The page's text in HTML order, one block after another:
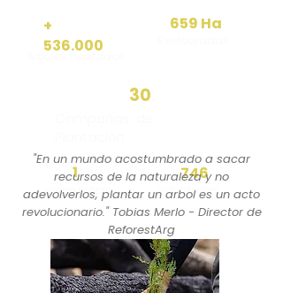
+
536.000
659 Ha
30
1
vivero propio
746
voluntarios
"En un mundo acostumbrado a sacar
recursos de la naturaleza y no
adevolverlos, plantar un arbol es un acto
revolucionario." Tobias Merlo - Director de
ReforestArg